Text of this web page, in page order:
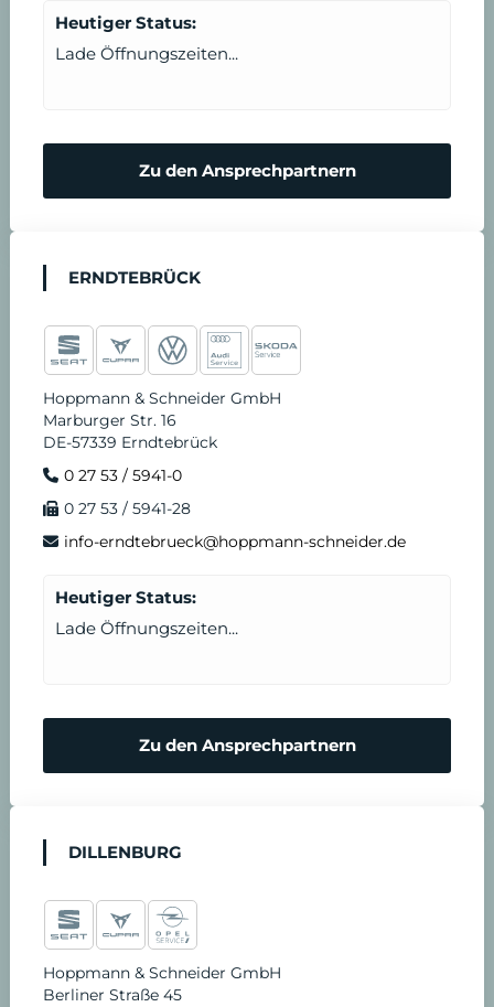
Heutiger Status:
Lade Öffnungszeiten...
Zu den Ansprechpartnern
ERNDTEBRÜCK
Hoppmann & Schneider GmbH
Marburger Str. 16
DE-57339 Erndtebrück
0 27 53 / 5941-0
0 27 53 / 5941-28
info-erndtebrueck@hoppmann-schneider.de
Heutiger Status:
Lade Öffnungszeiten...
Zu den Ansprechpartnern
DILLENBURG
Hoppmann & Schneider GmbH
Berliner Straße 45